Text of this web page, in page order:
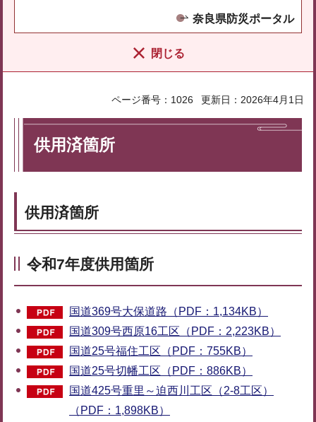
奈良県防災ポータル
閉じる
ページ番号：1026 更新日：2026年4月1日
供用済箇所
供用済箇所
令和7年度供用箇所
国道369号大保道路（PDF：1,134KB）
国道309号西原16工区（PDF：2,223KB）
国道25号福住工区（PDF：755KB）
国道25号切幡工区（PDF：886KB）
国道425号重里～迫西川工区（2-8工区）
（PDF：1,898KB）